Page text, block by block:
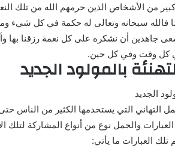
من الأشخاص الذين حرمهم الله من تلك
فالله سبحانه وتعالى له حكمة في كل شيء
جاهدين أن نشكره على كل نعمة رزقنا بها
كل وقت وفي كل حين.
بالمولود الجديد
التهاني التي يستخدمها الكثير من الناس
العبارات والجمل نوع من أنواع المشاركة
العبارات ما يأتي: